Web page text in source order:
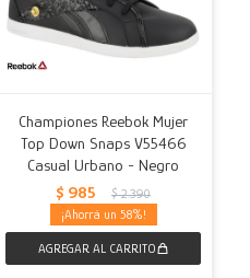
Championes Reebok Mujer
Top Down Snaps V55466
Casual Urbano - Negro
$ 985 $ 2.390
58